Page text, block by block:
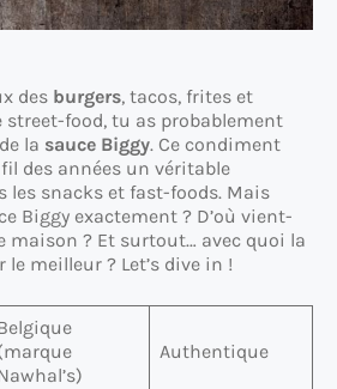
des burgers, tacos, frites et
street-food, tu as probablement
la sauce Biggy. Ce condiment
des années un véritable
les snacks et fast-foods. Mais
Biggy exactement ? D’où vient-
maison ? Et surtout… avec quoi la
meilleur ? Let’s dive in !
Authentique